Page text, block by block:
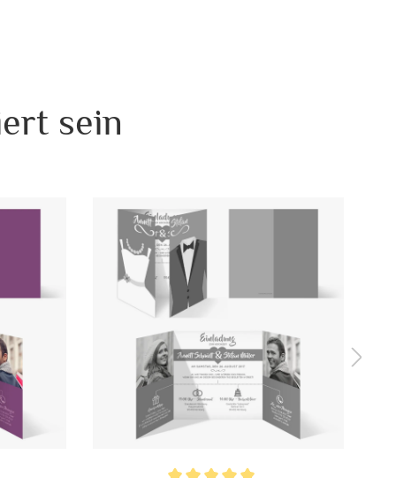
der Innenseite kommen dann Ihre Fotos und alle
Altarfalz Quadrat (geschlossen 148 x 148 , offen 296
300g/qm Papier gedruckt.
Quadrat quer (geschlossen 148 x 148 mm, offen
x 148 mm)
bedruckt , Klappkarte , Mit Ihrem Foto
Druck Ihrer Texte und Ihrem Foto
Foto
sein